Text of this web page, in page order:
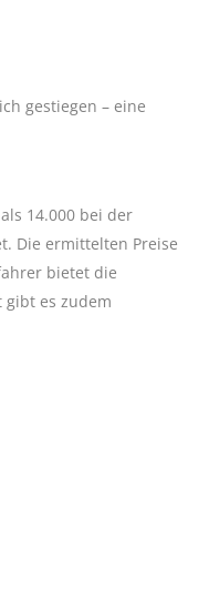
gestiegen – eine
14.000 bei der
Die ermittelten Preise
bietet die
gibt es zudem